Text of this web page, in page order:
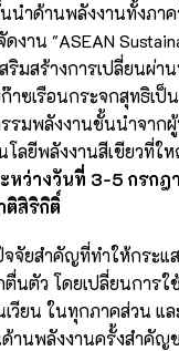
นำด้านพลังงานทั้งภา
งาน "ASEAN
มสร้างการเปลี่ยนผ่า
าซเรือนกระจกสุทธิเ
รมพลังงานชั้นนำจาก
โลยีพลังงานสีเขียวที่
หว่างวันที่ 3-5 กรก
ติสิริกิติ์
จัยสำคัญที่ทำให้กระแ
นตัว โดยเปลี่ยนการใ
วียน ในทุกภาคส่วน แ
านพลังงานครั้งสำคัญ